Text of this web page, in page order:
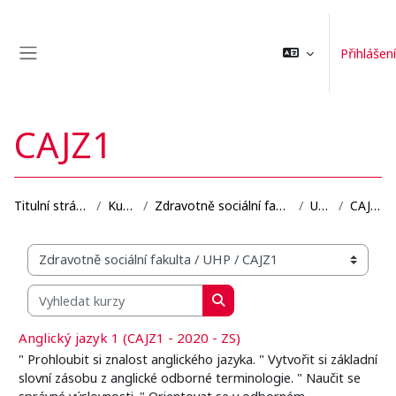
Přihlášení
CAJZ1
Titulní stránka Kurzy Zdravotně sociální fakulta UHP CAJZ1
Organizační struktura kurzů
Vyhledat kurzy
Vyhledat kurzy
Anglický jazyk 1 (CAJZ1 - 2020 - ZS)
" Prohloubit si znalost anglického jazyka. " Vytvořit si základní
slovní zásobu z anglické odborné terminologie. " Naučit se